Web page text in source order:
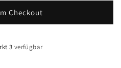
Checkout
3 verfügbar